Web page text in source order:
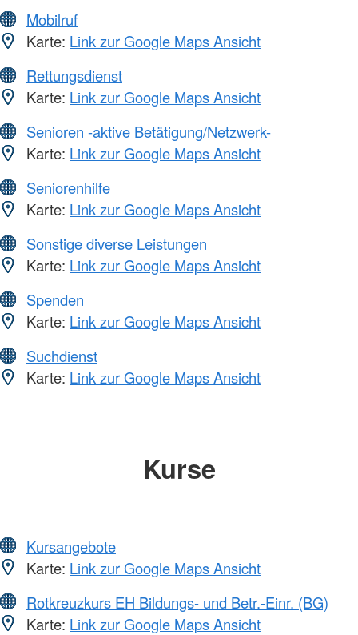
Mobilruf
Karte: Link zur Google Maps Ansicht
Rettungsdienst
Karte: Link zur Google Maps Ansicht
Senioren -aktive Betätigung/Netzwerk-
Karte: Link zur Google Maps Ansicht
Seniorenhilfe
Karte: Link zur Google Maps Ansicht
Sonstige diverse Leistungen
Karte: Link zur Google Maps Ansicht
Spenden
Karte: Link zur Google Maps Ansicht
Suchdienst
Karte: Link zur Google Maps Ansicht
Kurse
Kursangebote
Karte: Link zur Google Maps Ansicht
Rotkreuzkurs EH Bildungs- und Betr.-Einr. (BG)
Karte: Link zur Google Maps Ansicht